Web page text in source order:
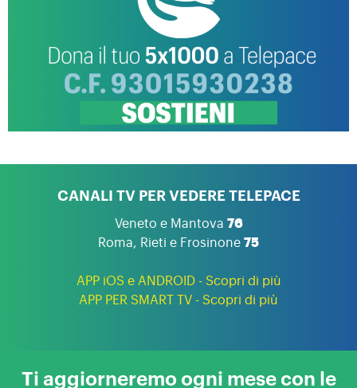
CANALI TV PER VEDERE TELEPACE
Veneto e Mantova 76
Roma, Rieti e Frosinone 75
APP iOS e ANDROID - Scopri di più
APP PER SMART TV - Scopri di più
Ti aggiorneremo ogni mese con le